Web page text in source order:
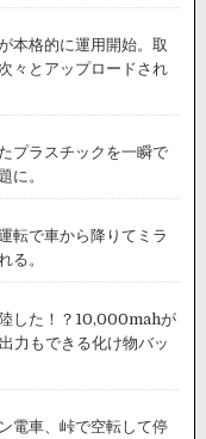
本格的に運用開始。取
々とアップロードされ
プラスチックを一瞬で
に。
転で車から降りてミラ
る。
した！？10,000mahが
力もできる化け物バッ
電車、峠で空転して停